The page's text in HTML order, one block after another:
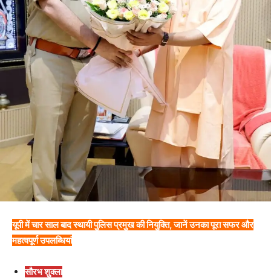
यूपी में चार साल बाद स्थायी पुलिस प्रमुख की नियुक्ति, जानें उनका पूरा सफर और
महत्वपूर्ण उपलब्धियां
सौरभ शुक्ला